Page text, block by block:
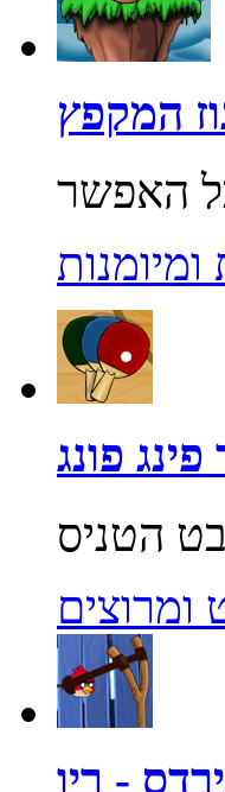
המקפץ
פונג
- ריו